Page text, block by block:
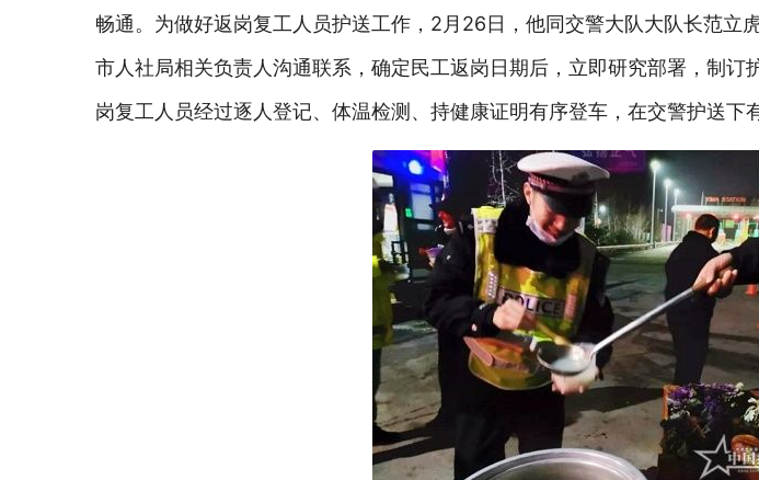
畅通。为做好返岗复工人员护送工作，2月26日，他同交警大队大队长范立
市人社局相关负责人沟通联系，确定民工返岗日期后，立即研究部署，制
岗复工人员经过逐人登记、体温检测、持健康证明有序登车，在交警护送下